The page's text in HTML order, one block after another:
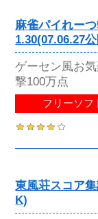
麻雀パイれー
1.30(07.06.27
ゲーセン風お
撃100万点
フリーソフ
東風荘スコア
K)